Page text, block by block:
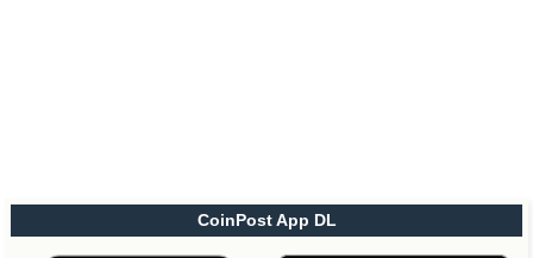
CoinPost App DL